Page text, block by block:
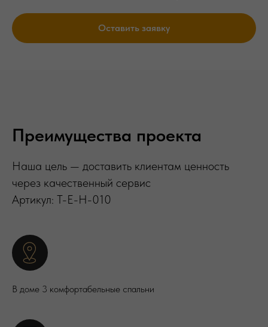
Оставить заявку
Преимущества проекта
Наша цель — доставить клиентам ценность
через качественный сервис
Артикул: T-E-H-010
В доме 3 комфортабельные спальни